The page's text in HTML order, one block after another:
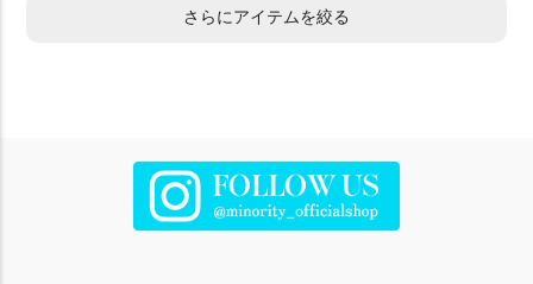
さらにアイテムを絞る